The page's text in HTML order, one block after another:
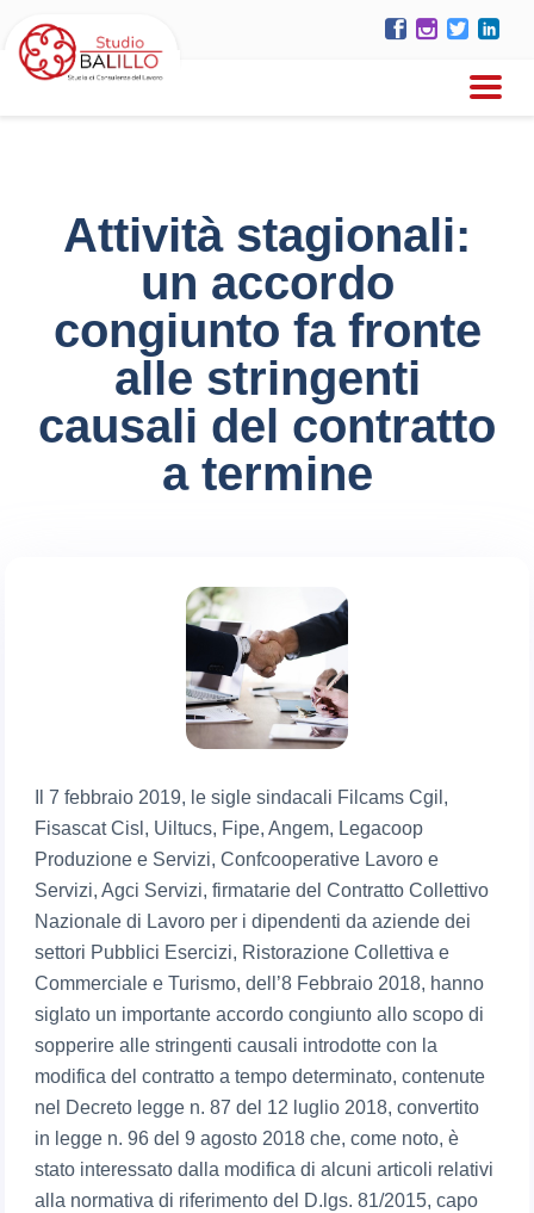
Attività stagionali:
un accordo
congiunto fa fronte
alle stringenti
causali del contratto
a termine
Il 7 febbraio 2019, le sigle sindacali Filcams Cgil,
Fisascat Cisl, Uiltucs, Fipe, Angem, Legacoop
Produzione e Servizi, Confcooperative Lavoro e
Servizi, Agci Servizi, firmatarie del Contratto Collettivo
Nazionale di Lavoro per i dipendenti da aziende dei
settori Pubblici Esercizi, Ristorazione Collettiva e
Commerciale e Turismo, dell’8 Febbraio 2018, hanno
siglato un importante accordo congiunto allo scopo di
sopperire alle stringenti causali introdotte con la
modifica del contratto a tempo determinato, contenute
nel Decreto legge n. 87 del 12 luglio 2018, convertito
in legge n. 96 del 9 agosto 2018 che, come noto, è
stato interessato dalla modifica di alcuni articoli relativi
alla normativa di riferimento del D.lgs. 81/2015, capo